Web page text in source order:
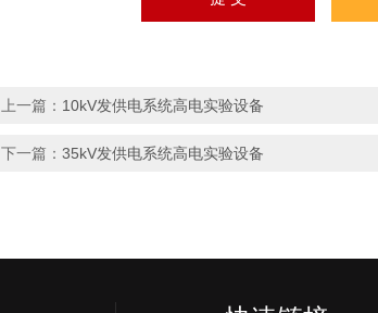
上一篇： 10kV发供电系统高电实验设备
下一篇： 35kV发供电系统高电实验设备